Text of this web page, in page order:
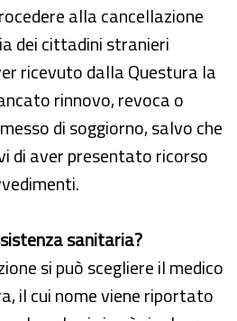
alla cancellazione
dei cittadini stranieri
ricevuto dalla Questura la
rinnovo, revoca o
di soggiorno, salvo che
di aver presentato ricorso
sanitaria?
si può scegliere il medico
il cui nome viene riportato